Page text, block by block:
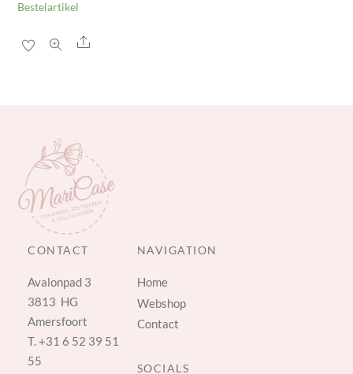
Bestelartikel
Share
CONTACT
Avalonpad 3
3813 HG
Amersfoort
T.+31 6 52 39 51
55
NAVIGATION
Home
Webshop
Contact
SOCIALS